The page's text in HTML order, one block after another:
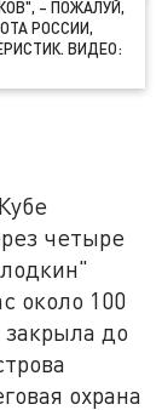
– ПОЖАЛУЙ,
РОССИИ,
ВИДЕО:
четыре
около 100
до
охрана